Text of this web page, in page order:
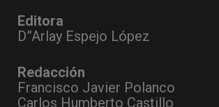
Editora
D”Arlay Espejo López
Redacción
Francisco Javier Polanco
Carlos Humberto Castillo